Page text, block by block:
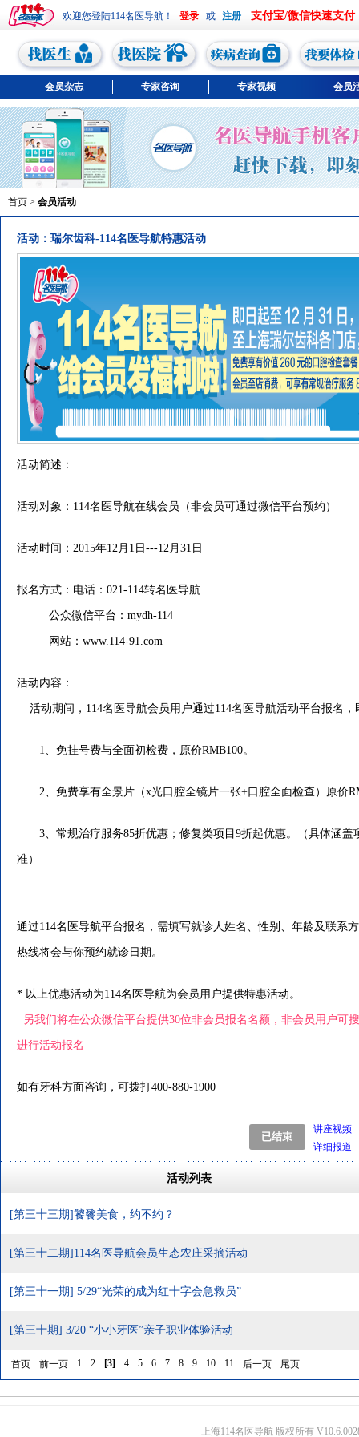
欢迎您登陆114名医导航！ 或 支付宝/微信快速支付
会员杂志 专家咨询 专家视频 会员
首页 > 会员活动
活动：瑞尔齿科-114名医导航特惠活动
活动简述：
活动对象：114名医导航在线会员（非会员可通过微信平台预约）
活动时间：2015年12月1日---12月31日
报名方式：电话：021-114转名医导航
公众微信平台：mydh-114
网站： www.114-91.com
活动内容：
活动期间，114名医导航会员用户通过114名医导航活动平台报名，
1、免挂号费与全面初检费，原价RMB100。
2、免费享有全景片（x光口腔全镜片一张+口腔全面检查）原价
3、常规治疗服务85折优惠；修复类项目9折起优惠。（具体涵盖
准）
通过114名医导航平台报名，需填写就诊人姓名、性别、年龄及联系
热线将会与你预约就诊日期。
* 以上优惠活动为114名医导航为会员用户提供特惠活动。
另我们将在公众微信平台提供30位非会员报名名额，非会员用户可
进行活动报名
如有牙科方面咨询，可拨打400-880-1900
讲座视频
详细报道
活动列表
[第三十三期]饕餮美食，约不约？
[第三十二期]114名医导航会员生态农庄采摘活动
[第三十一期] 5/29“光荣的成为红十字会急救员”
[第三十期] 3/20 “小小牙医”亲子职业体验活动
首页 前一页 1 2 [3] 4 5 6 7 8 9 10 11 后一页 尾页
上海114名医导航 版权所有